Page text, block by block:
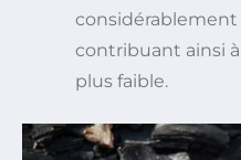
contribuant ainsi
plus faible.